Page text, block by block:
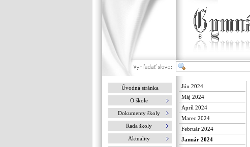
Úvodná stránka
O škole
Dokumenty školy
Rada školy
Aktuality
Jún 2024
Máj 2024
Apríl 2024
Marec 2024
Február 2024
Január 2024